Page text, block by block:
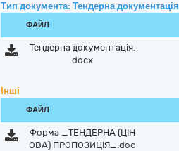
Тип документа: Тендерна документація
ФАЙЛ
Тендерна документація.
docx
Інші
ФАЙЛ
Форма _ТЕНДЕРНА (ЦІН
ОВА) ПРОПОЗИЦІЯ_.doc